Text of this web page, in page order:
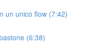
un unico flow (7:42)
(6:38)